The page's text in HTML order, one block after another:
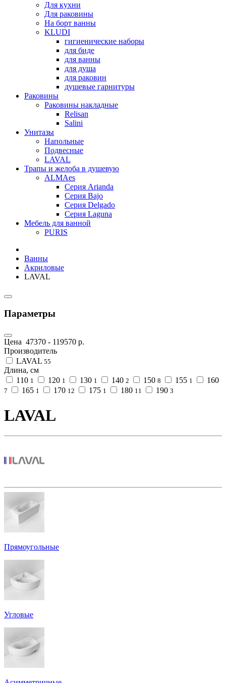
Для кухни
Для раковины
На борт ванны
KLUDI
гигиенические наборы
для биде
для ванны
для душа
для раковин
душевые гарнитуры
Раковины
Раковины накладные
Relisan
Salini
Унитазы
Напольные
Подвесные
LAVAL
Трапы и желоба в душевую
ALMAes
Серия Arianda
Серия Bajo
Серия Delgado
Серия Laguna
Мебель для ванной
PURIS
Ванны
Акриловые
LAVAL
Параметры
Цена 47370 - 119570 р.
Производитель
LAVAL 55
Длина, см
110 1 120 1 130 1 140 2 150 8 155 1 160
7 165 1 170 12 175 1 180 11 190 3
LAVAL
Прямоугольные
Угловые